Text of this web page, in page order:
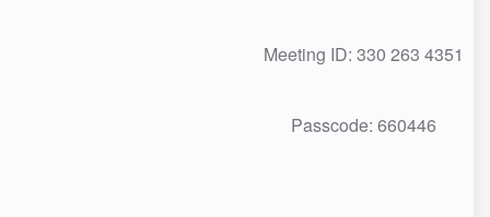
Meeting ID: 330 263 4351
Passcode: 660446